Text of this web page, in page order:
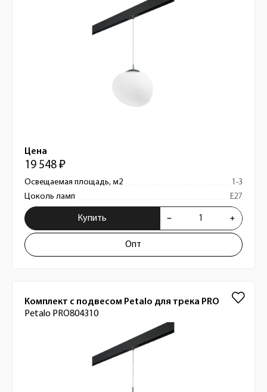
Цена
19 548 ₽
Освещаемая площадь, м2
1-3
Цоколь ламп
E27
Купить
Опт
Комплект с подвесом Petalo для трека PRO
Petalo PRO804310